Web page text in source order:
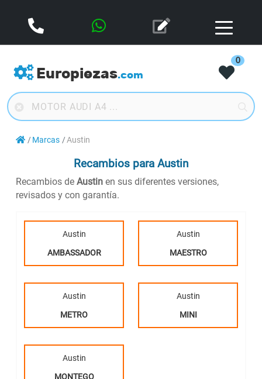
Europiezas.com
0
Marcas Austin
Recambios para Austin
Recambios de Austin en sus diferentes versiones,
revisados y con garantía.
Austin
AMBASSADOR
Austin
MAESTRO
Austin
METRO
Austin
MINI
Austin
MONTEGO